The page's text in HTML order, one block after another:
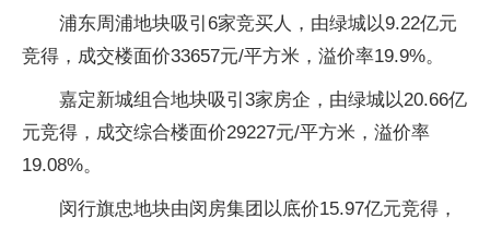
浦东周浦地块吸引6家竞买人，由绿城以9.22亿元
竞得，成交楼面价33657元/平方米，溢价率19.9%。
嘉定新城组合地块吸引3家房企，由绿城以20.66亿
元竞得，成交综合楼面价29227元/平方米，溢价率
19.08%。
闵行旗忠地块由闵房集团以底价15.97亿元竞得，